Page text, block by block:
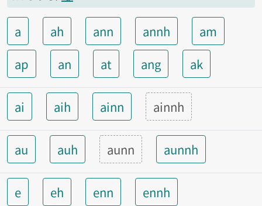
a ah ann annh
am
ap
an at ang ak
ai aih ainn ainnh
au auh aunn aunnh
e eh enn ennh